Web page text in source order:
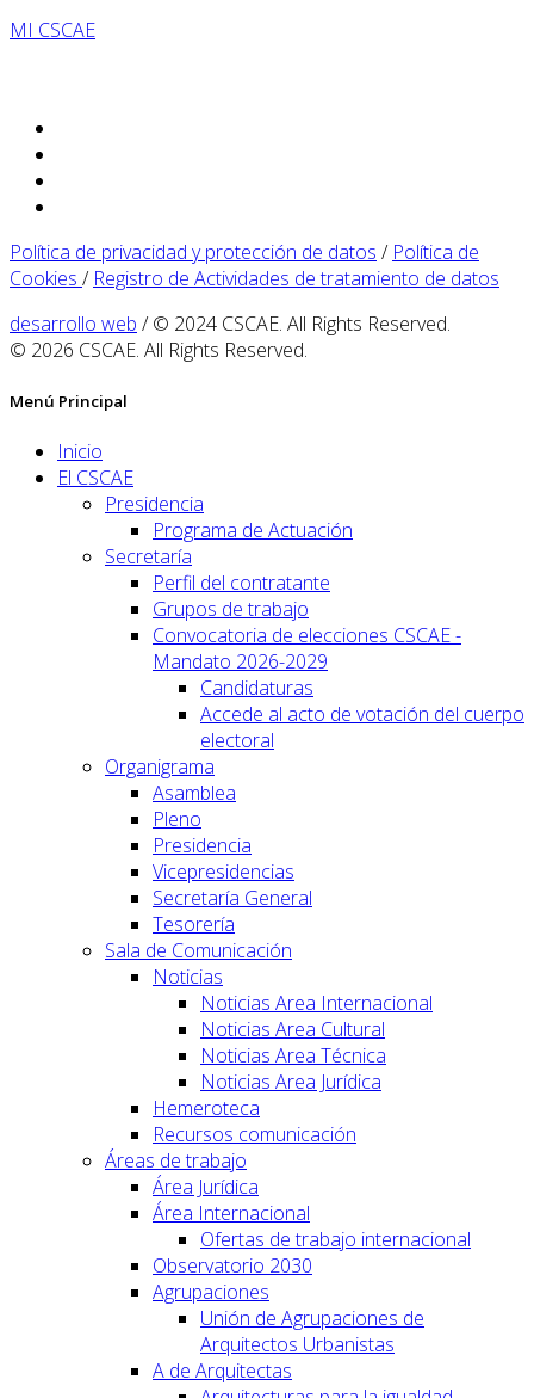
MI CSCAE
Política de privacidad y protección de datos / Política de
Cookies / Registro de Actividades de tratamiento de datos
desarrollo web / © 2024 CSCAE. All Rights Reserved.
© 2026 CSCAE. All Rights Reserved.
Menú Principal
Inicio
El CSCAE
Presidencia
Programa de Actuación
Secretaría
Perfil del contratante
Grupos de trabajo
Convocatoria de elecciones CSCAE -
Mandato 2026-2029
Candidaturas
Accede al acto de votación del cuerpo
electoral
Organigrama
Asamblea
Pleno
Presidencia
Vicepresidencias
Secretaría General
Tesorería
Sala de Comunicación
Noticias
Noticias Area Internacional
Noticias Area Cultural
Noticias Area Técnica
Noticias Area Jurídica
Hemeroteca
Recursos comunicación
Áreas de trabajo
Área Jurídica
Área Internacional
Ofertas de trabajo internacional
Observatorio 2030
Agrupaciones
Unión de Agrupaciones de
Arquitectos Urbanistas
A de Arquitectas